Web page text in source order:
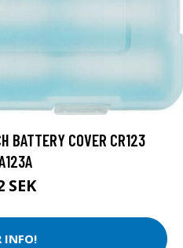
BATTERY COVER CR123
SEK
INFO!